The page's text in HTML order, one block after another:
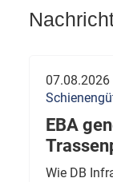
07.08.2026
EBA
Wie DB